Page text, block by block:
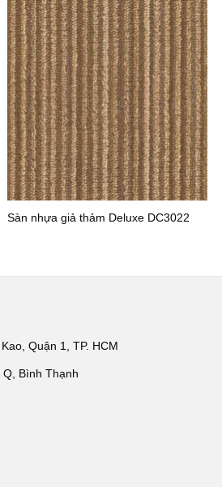
Sàn nhựa giả thảm Deluxe DC3022
Quận 1, TP. HCM
Bình Thạnh